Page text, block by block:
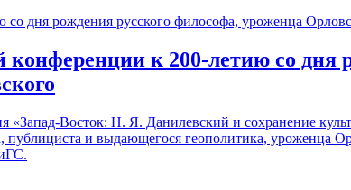
к 200-летию со дня
«Запад-Восток: Н. Я. Данилевский и сохранение
публициста и выдающегося геополитика, уроженца